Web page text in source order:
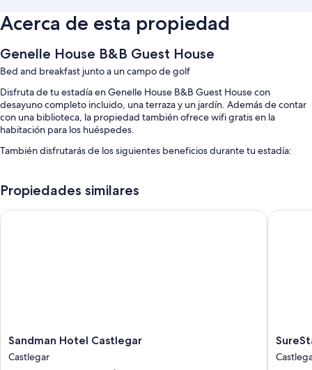
Acerca de esta propiedad
Genelle House B&B Guest House
Bed and breakfast junto a un campo de golf
Disfruta de tu estadía en Genelle House B&B Guest House con
desayuno completo incluido, una terraza y un jardín. Además de contar
con una biblioteca, la propiedad también ofrece wifi gratis en la
habitación para los huéspedes.
También disfrutarás de los siguientes beneficios durante tu estadía:
Traslado al aeropuerto ida y vuelta, áreas para no fumadores y
Un área de parrillas y asistencia turística y para la compra de
Colchones con pillow-top y cubrecamas
Propiedades similares
Sandman
Hotel
Castlegar
Sandman Hotel Castlegar
Castlegar
Sandman Hotel Castlegar
Hotel
by